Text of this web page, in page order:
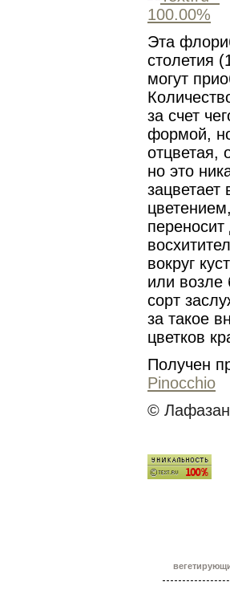
Эта
столетия
могут
за счет
формой,
отцветая,
но это
вокруг
или возле
сорт
за такое
цветков
Получен
Pinocchio
©